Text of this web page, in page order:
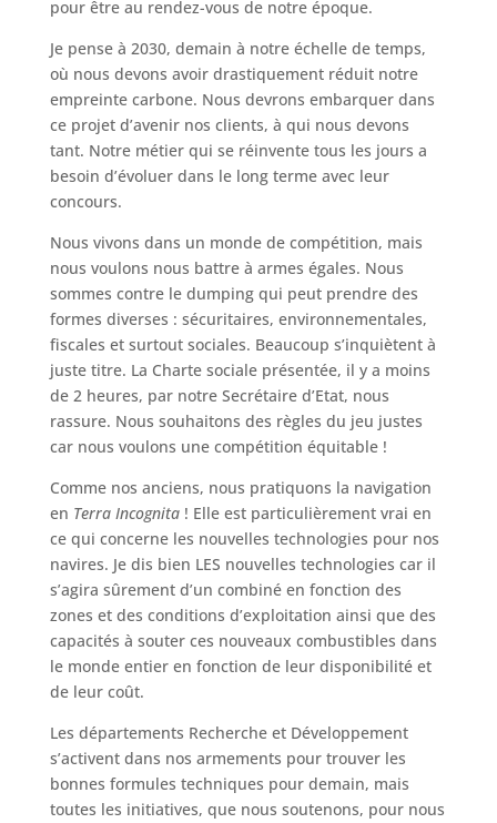
pour être au rendez-vous de notre époque.
Je pense à 2030, demain à notre échelle de temps,
où nous devons avoir drastiquement réduit notre
empreinte carbone. Nous devrons embarquer dans
ce projet d’avenir nos clients, à qui nous devons
tant. Notre métier qui se réinvente tous les jours a
besoin d’évoluer dans le long terme avec leur
concours.
Nous vivons dans un monde de compétition, mais
nous voulons nous battre à armes égales. Nous
sommes contre le dumping qui peut prendre des
formes diverses : sécuritaires, environnementales,
fiscales et surtout sociales. Beaucoup s’inquiètent à
juste titre. La Charte sociale présentée, il y a moins
de 2 heures, par notre Secrétaire d’Etat, nous
rassure. Nous souhaitons des règles du jeu justes
car nous voulons une compétition équitable !
Comme nos anciens, nous pratiquons la navigation
en Terra Incognita ! Elle est particulièrement vrai en
ce qui concerne les nouvelles technologies pour nos
navires. Je dis bien LES nouvelles technologies car il
s’agira sûrement d’un combiné en fonction des
zones et des conditions d’exploitation ainsi que des
capacités à souter ces nouveaux combustibles dans
le monde entier en fonction de leur disponibilité et
de leur coût.
Les départements Recherche et Développement
s’activent dans nos armements pour trouver les
bonnes formules techniques pour demain, mais
toutes les initiatives, que nous soutenons, pour nous